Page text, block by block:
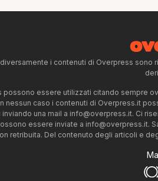
i contenuti di Overpress sono
possono essere utilizzati citando sempre
nessun caso i contenuti di Overpress.it
una mail a info@overpress.it. Ci
essere inviate a info@overpress.it.
retribuita. Del contenuto degli articoli e